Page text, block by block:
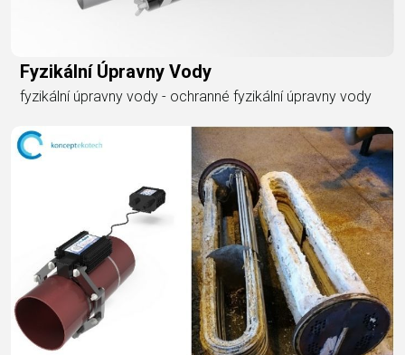
Fyzikální Úpravny Vody
fyzikální úpravny vody - ochranné fyzikální úpravny vody